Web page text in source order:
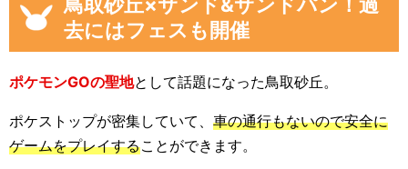
去にはフェスも開催
ポケモンGOの聖地として話題になった鳥取砂丘。
ポケストップが密集していて、 車の通行もないので安全に
ゲームをプレイすることができます。